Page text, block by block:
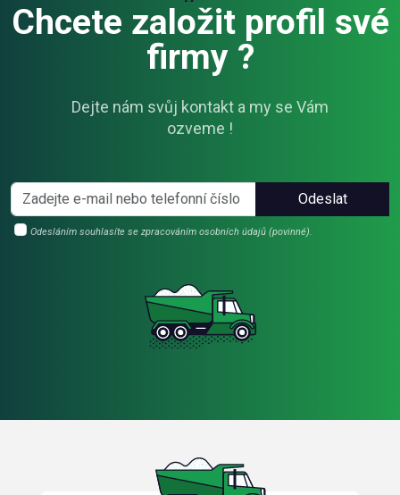
Chcete založit profil své
firmy ?
Dejte nám svůj kontakt a my se Vám
ozveme !
Odeslat
Odesláním souhlasíte se zpracováním osobních údajů (povinné).